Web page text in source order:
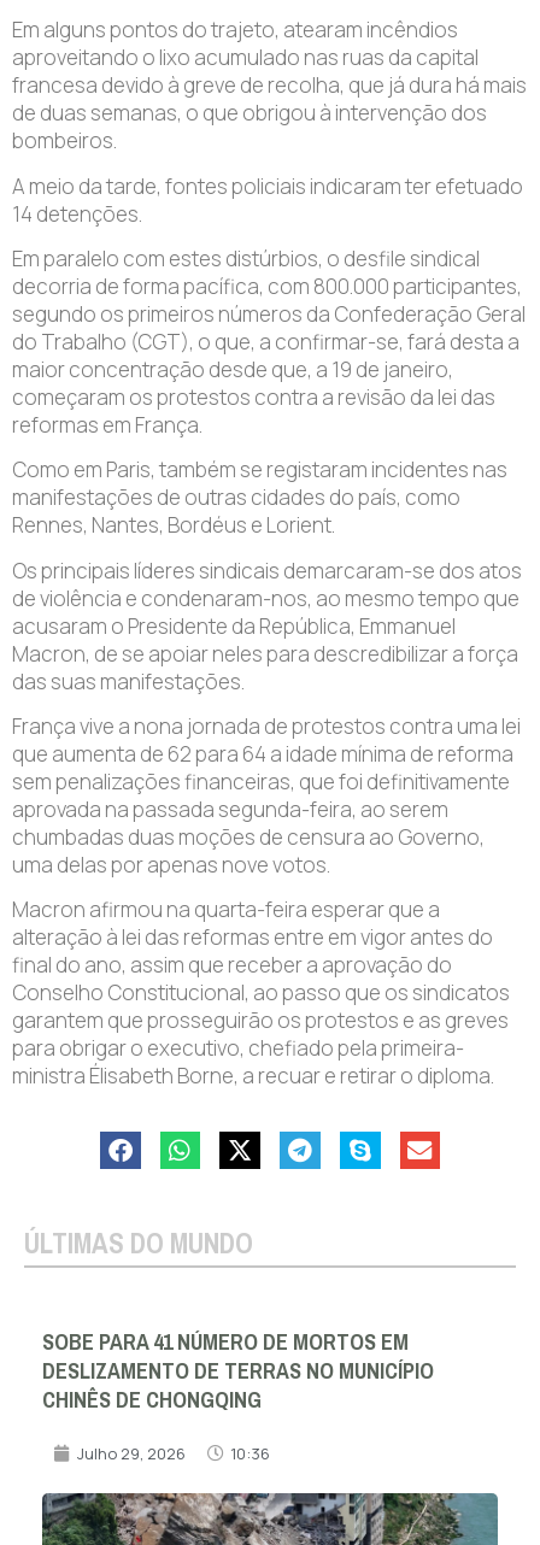
Em alguns pontos do trajeto, atearam incêndios
aproveitando o lixo acumulado nas ruas da capital
francesa devido à greve de recolha, que já dura há mais
de duas semanas, o que obrigou à intervenção dos
bombeiros.
A meio da tarde, fontes policiais indicaram ter efetuado
14 detenções.
Em paralelo com estes distúrbios, o desfile sindical
decorria de forma pacífica, com 800.000 participantes,
segundo os primeiros números da Confederação Geral
do Trabalho (CGT), o que, a confirmar-se, fará desta a
maior concentração desde que, a 19 de janeiro,
começaram os protestos contra a revisão da lei das
reformas em França.
Como em Paris, também se registaram incidentes nas
manifestações de outras cidades do país, como
Rennes, Nantes, Bordéus e Lorient.
Os principais líderes sindicais demarcaram-se dos atos
de violência e condenaram-nos, ao mesmo tempo que
acusaram o Presidente da República, Emmanuel
Macron, de se apoiar neles para descredibilizar a força
das suas manifestações.
França vive a nona jornada de protestos contra uma lei
que aumenta de 62 para 64 a idade mínima de reforma
sem penalizações financeiras, que foi definitivamente
aprovada na passada segunda-feira, ao serem
chumbadas duas moções de censura ao Governo,
uma delas por apenas nove votos.
Macron afirmou na quarta-feira esperar que a
alteração à lei das reformas entre em vigor antes do
final do ano, assim que receber a aprovação do
Conselho Constitucional, ao passo que os sindicatos
garantem que prosseguirão os protestos e as greves
para obrigar o executivo, chefiado pela primeira-
ministra Élisabeth Borne, a recuar e retirar o diploma.
ÚLTIMAS DO MUNDO
SOBE PARA 41 NÚMERO DE MORTOS EM
DESLIZAMENTO DE TERRAS NO MUNICÍPIO
CHINÊS DE CHONGQING
Julho 29, 2026 10:36